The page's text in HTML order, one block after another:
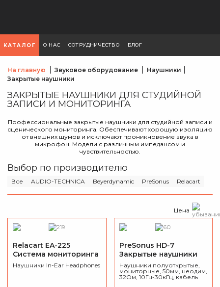
КАТАЛОГ О НАС СОТРУДНИЧЕСТВО БЛОГ
На главную Звуковое оборудование
Наушники
Закрытые наушники
ЗАКРЫТЫЕ НАУШНИКИ ДЛЯ СТУДИЙНОЙ
ЗАПИСИ И МОНИТОРИНГА
Профессиональные закрытые наушники для студийной записи и
сценического мониторинга. Обеспечивают хорошую изоляцию
от внешних шумов и исключают проникновение звука в
микрофон. Модели с различным импедансом и
чувствительностью.
Выбор по производителю
Все AUDIO-TECHNICA Beyerdynamic PreSonus Relacart
Цена
Relacart EA-225
Система мониторинга
Наушники In-Ear Headphones
PreSonus HD-7
Закрытые наушники
Наушники полуоткрытые,
мониторные, 50мм, неодим,
32Ом, 10Гц-30кГц, кабель